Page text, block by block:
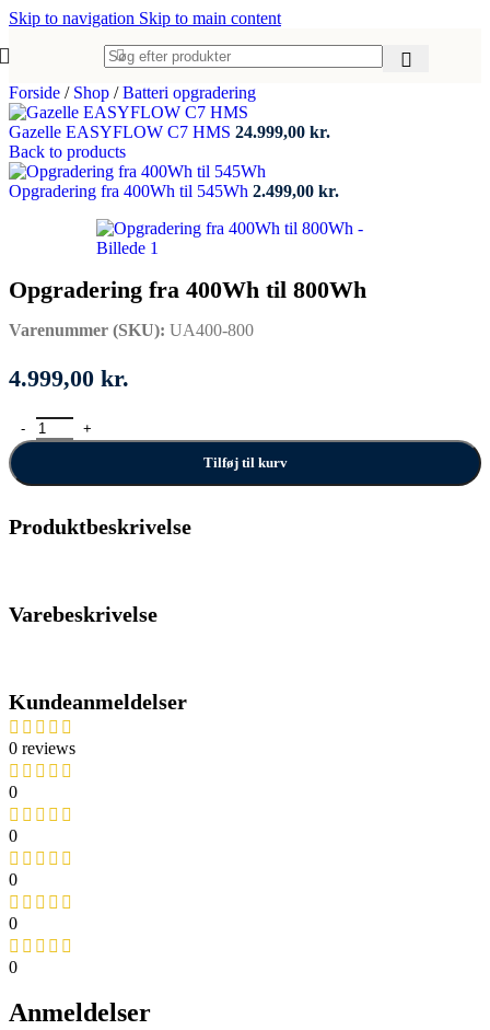
Skip to navigation Skip to main content
Forside / Shop / Batteri opgradering
Gazelle EASYFLOW C7 HMS 24.999,00 kr.
Back to products
Opgradering fra 400Wh til 545Wh 2.499,00 kr.
Opgradering fra 400Wh til 800Wh
Varenummer (SKU): UA400-800
4.999,00 kr.
Opgradering fra 400Wh til 800Wh antal
Tilføj til kurv
Produktbeskrivelse
Varebeskrivelse
Kundeanmeldelser
0 reviews
0
0
0
0
0
Anmeldelser